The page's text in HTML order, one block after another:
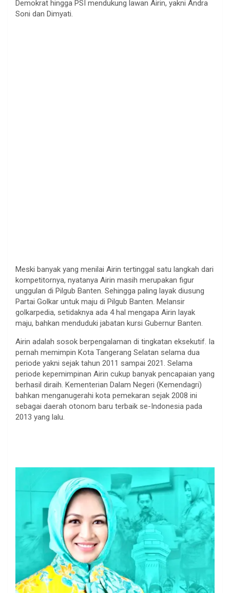
Demokrat hingga PSI mendukung lawan Airin, yakni Andra
Soni dan Dimyati.
Meski banyak yang menilai Airin tertinggal satu langkah dari
kompetitornya, nyatanya Airin masih merupakan figur
unggulan di Pilgub Banten. Sehingga paling layak diusung
Partai Golkar untuk maju di Pilgub Banten. Melansir
golkarpedia, setidaknya ada 4 hal mengapa Airin layak
maju, bahkan menduduki jabatan kursi Gubernur Banten.
Airin adalah sosok berpengalaman di tingkatan eksekutif. Ia
pernah memimpin Kota Tangerang Selatan selama dua
periode yakni sejak tahun 2011 sampai 2021. Selama
periode kepemimpinan Airin cukup banyak pencapaian yang
berhasil diraih. Kementerian Dalam Negeri (Kemendagri)
bahkan menganugerahi kota pemekaran sejak 2008 ini
sebagai daerah otonom baru terbaik se-Indonesia pada
2013 yang lalu.